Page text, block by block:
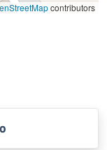
contributors